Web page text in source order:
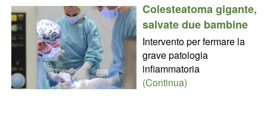
Colesteatoma gigante,
salvate due bambine
Intervento per fermare la
grave patologia
infiammatoria
(Continua)